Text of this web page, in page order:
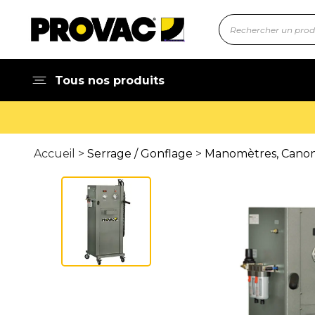
Tous nos produits
Accueil > Serrage / Gonflage > Manomètres,